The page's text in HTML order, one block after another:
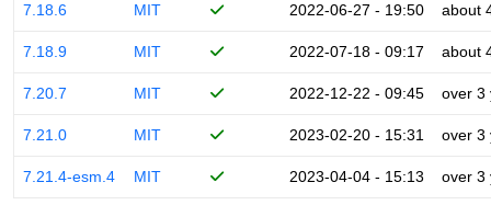
7.18.6 MIT 2022-06-27 - 19:50 about
7.18.9 MIT 2022-07-18 - 09:17 about
7.20.7 MIT 2022-12-22 - 09:45 over 3
7.21.0 MIT 2023-02-20 - 15:31 over 3
7.21.4-esm.4 MIT 2023-04-04 - 15:13 over 3